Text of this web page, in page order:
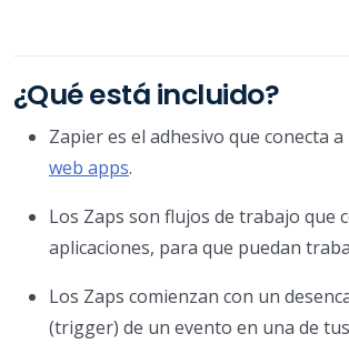
¿Qué está incluido?
Zapier es el adhesivo que conecta a
web apps.
Los Zaps son flujos de trabajo que
aplicaciones, para que puedan
Los Zaps comienzan con un
(trigger) de un evento en una de